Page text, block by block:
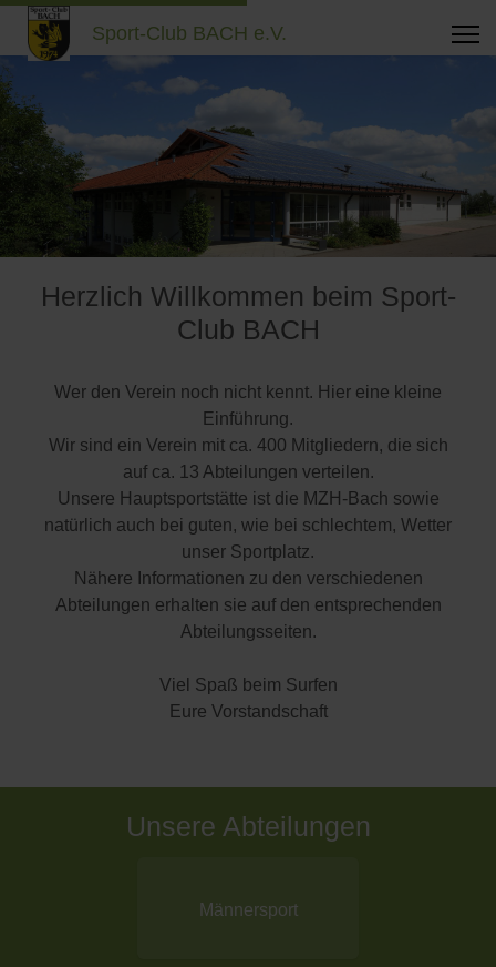
Sport-Club BACH e.V.
Herzlich Willkommen beim Sport-
Club BACH
Wer den Verein noch nicht kennt. Hier eine kleine
Einführung.
Wir sind ein Verein mit ca. 400 Mitgliedern, die sich
auf ca. 13 Abteilungen verteilen.
Unsere Hauptsportstätte ist die MZH-Bach sowie
natürlich auch bei guten, wie bei schlechtem, Wetter
unser Sportplatz.
Nähere Informationen zu den verschiedenen
Abteilungen erhalten sie auf den entsprechenden
Abteilungsseiten.
Viel Spaß beim Surfen
Eure Vorstandschaft
Unsere Abteilungen
Männersport